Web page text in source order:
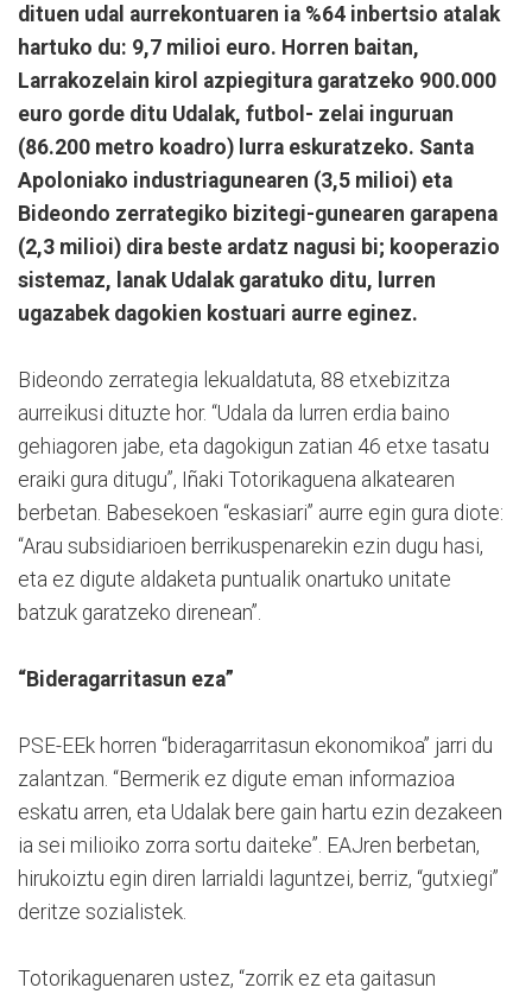
dituen udal aurrekontuaren ia %64 inbertsio atalak
hartuko du: 9,7 milioi euro. Horren baitan,
Larrakozelain kirol azpiegitura garatzeko 900.000
euro gorde ditu Udalak, futbol- zelai inguruan
(86.200 metro koadro) lurra eskuratzeko. Santa
Apoloniako industriagunearen (3,5 milioi) eta
Bideondo zerrategiko bizitegi-gunearen garapena
(2,3 milioi) dira beste ardatz nagusi bi; kooperazio
sistemaz, lanak Udalak garatuko ditu, lurren
ugazabek dagokien kostuari aurre eginez.
Bideondo zerrategia lekualdatuta, 88 etxebizitza
aurreikusi dituzte hor. “Udala da lurren erdia baino
gehiagoren jabe, eta dagokigun zatian 46 etxe tasatu
eraiki gura ditugu”, Iñaki Totorikaguena alkatearen
berbetan. Babesekoen “eskasiari” aurre egin gura diote:
“Arau subsidiarioen berrikuspenarekin ezin dugu hasi,
eta ez digute aldaketa puntualik onartuko unitate
batzuk garatzeko direnean”.
“Bideragarritasun eza”
PSE-EEk horren “bideragarritasun ekonomikoa” jarri du
zalantzan. “Bermerik ez digute eman informazioa
eskatu arren, eta Udalak bere gain hartu ezin dezakeen
ia sei milioiko zorra sortu daiteke”. EAJren berbetan,
hirukoiztu egin diren larrialdi laguntzei, berriz, “gutxiegi”
deritze sozialistek.
Totorikaguenaren ustez, “zorrik ez eta gaitasun